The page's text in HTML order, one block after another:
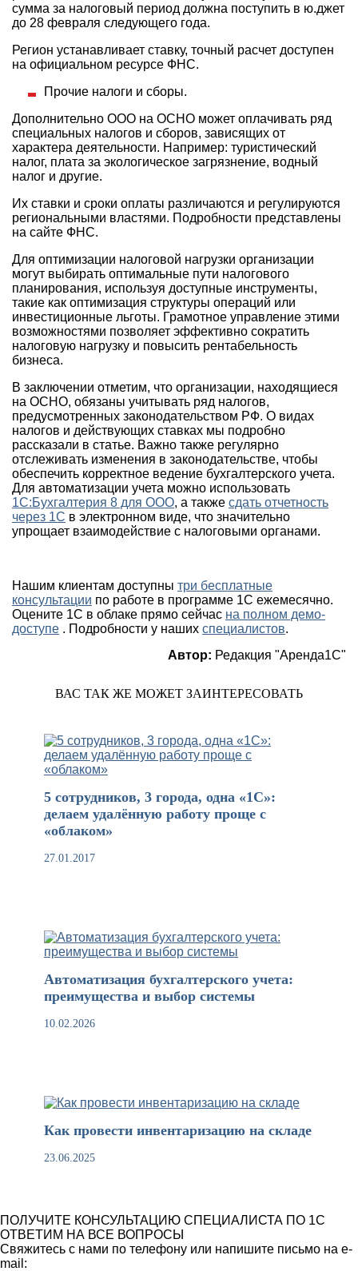
сумма за налоговый период должна поступить в ю.джет
до 28 февраля следующего года.
Регион устанавливает ставку, точный расчет доступен
на официальном ресурсе ФНС.
Прочие налоги и сборы.
Дополнительно ООО на ОСНО может оплачивать ряд
специальных налогов и сборов, зависящих от
характера деятельности. Например: туристический
налог, плата за экологическое загрязнение, водный
налог и другие.
Их ставки и сроки оплаты различаются и регулируются
региональными властями. Подробности представлены
на сайте ФНС.
Для оптимизации налоговой нагрузки организации
могут выбирать оптимальные пути налогового
планирования, используя доступные инструменты,
такие как оптимизация структуры операций или
инвестиционные льготы. Грамотное управление этими
возможностями позволяет эффективно сократить
налоговую нагрузку и повысить рентабельность
бизнеса.
В заключении отметим, что организации, находящиеся
на ОСНО, обязаны учитывать ряд налогов,
предусмотренных законодательством РФ. О видах
налогов и действующих ставках мы подробно
рассказали в статье. Важно также регулярно
отслеживать изменения в законодательстве, чтобы
обеспечить корректное ведение бухгалтерского учета.
Для автоматизации учета можно использовать
1С:Бухгалтерия 8 для ООО, а также сдать отчетность
через 1С в электронном виде, что значительно
упрощает взаимодействие с налоговыми органами.
Нашим клиентам доступны три бесплатные
консультации по работе в программе 1С ежемесячно.
Оцените 1С в облаке прямо сейчас на полном демо-
доступе . Подробности у наших специалистов.
Автор: Редакция "Аренда1С"
ВАС ТАК ЖЕ МОЖЕТ ЗАИНТЕРЕСОВАТЬ
5 сотрудников, 3 города, одна «1С»:
делаем удалённую работу проще с
«облаком»
27.01.2017
Автоматизация бухгалтерского учета:
преимущества и выбор системы
10.02.2026
Как провести инвентаризацию на складе
23.06.2025
ПОЛУЧИТЕ КОНСУЛЬТАЦИЮ СПЕЦИАЛИСТА ПО 1С
ОТВЕТИМ НА ВСЕ ВОПРОСЫ
Свяжитесь с нами по телефону или напишите письмо на e-
mail: